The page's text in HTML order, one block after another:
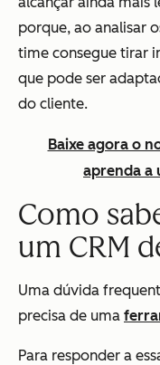
porque, ao analisar
time consegue tirar
que pode ser
do cliente.
Baixe agora o
aprenda a
Como
um CRM
Uma dúvida
precisa de uma
Para responder a